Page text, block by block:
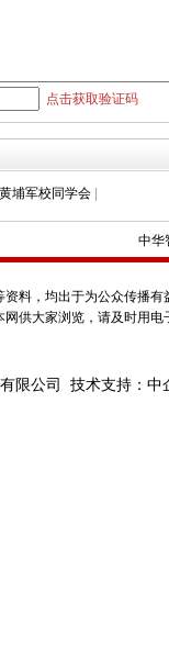
点击获取验证码
黄埔军校同学会
中华
料，均出于为公众传播
供大家浏览，请及时用
限公司 技术支持：